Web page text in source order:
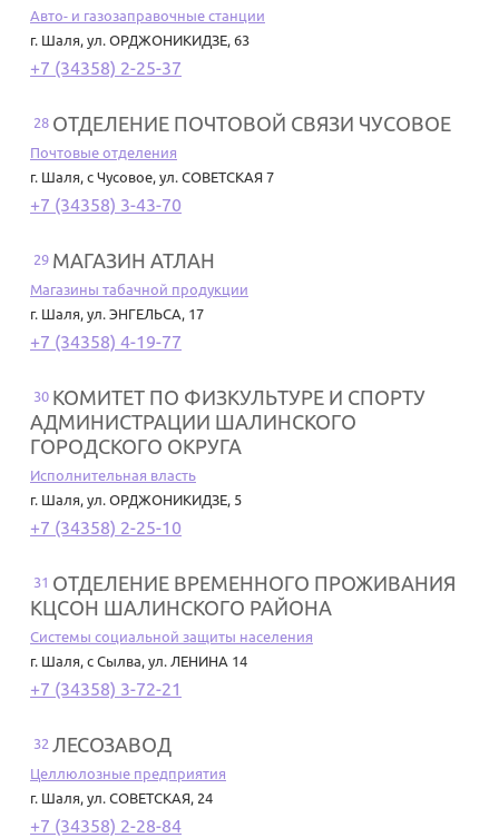
Авто- и газозаправочные станции
г. Шаля, ул. ОРДЖОНИКИДЗЕ, 63
+7 (34358) 2-25-37
28 ОТДЕЛЕНИЕ ПОЧТОВОЙ СВЯЗИ ЧУСОВОЕ
Почтовые отделения
г. Шаля, с Чусовое, ул. СОВЕТСКАЯ 7
+7 (34358) 3-43-70
29 МАГАЗИН АТЛАН
Магазины табачной продукции
г. Шаля, ул. ЭНГЕЛЬСА, 17
+7 (34358) 4-19-77
30 КОМИТЕТ ПО ФИЗКУЛЬТУРЕ И СПОРТУ
АДМИНИСТРАЦИИ ШАЛИНСКОГО
ГОРОДСКОГО ОКРУГА
Исполнительная власть
г. Шаля, ул. ОРДЖОНИКИДЗЕ, 5
+7 (34358) 2-25-10
31 ОТДЕЛЕНИЕ ВРЕМЕННОГО ПРОЖИВАНИЯ
КЦСОН ШАЛИНСКОГО РАЙОНА
Системы социальной защиты населения
г. Шаля, с Сылва, ул. ЛЕНИНА 14
+7 (34358) 3-72-21
32 ЛЕСОЗАВОД
Целлюлозные предприятия
г. Шаля, ул. СОВЕТСКАЯ, 24
+7 (34358) 2-28-84